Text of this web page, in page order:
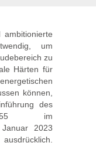
um
zu
Härten für
können,
des
55 im
2023